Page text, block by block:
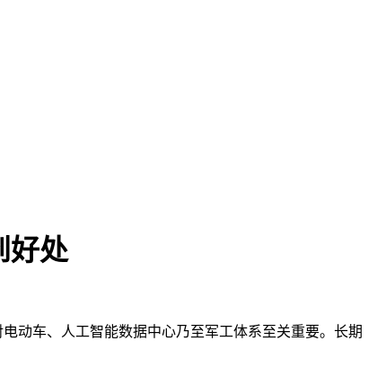
好处
动车、人工智能数据中心乃至军工体系至关重要。长期